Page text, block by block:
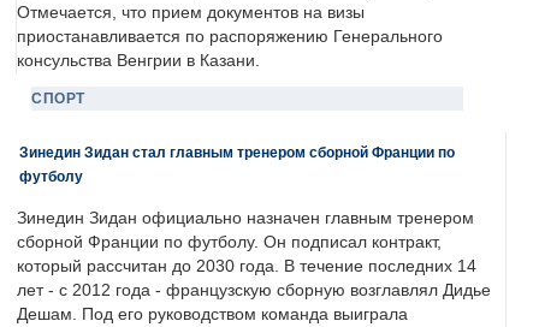
Отмечается, что прием документов на визы
приостанавливается по распоряжению Генерального
консульства Венгрии в Казани.
СПОРТ
Зинедин Зидан стал главным тренером сборной Франции по
футболу
Зинедин Зидан официально назначен главным тренером
сборной Франции по футболу. Он подписал контракт,
который рассчитан до 2030 года. В течение последних 14
лет - с 2012 года - французскую сборную возглавлял Дидье
Дешам. Под его руководством команда выиграла